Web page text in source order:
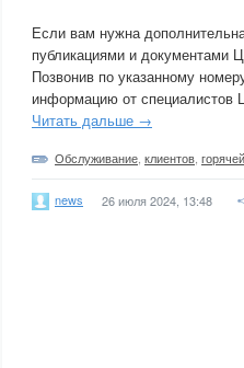
Если вам нужна
публикациями и документами
Позвонив по указанному
информацию от специалистов
Читать дальше →
Обслуживание клиентов горячей
news 26 июля 2024, 13:48